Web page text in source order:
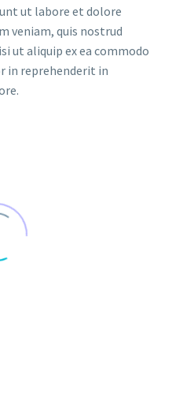
ut labore et dolore
veniam, quis nostrud
ut aliquip ex ea commodo
in reprehenderit in